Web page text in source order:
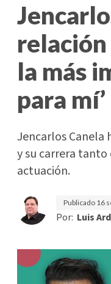
la más
para mí’
Jencarlos Canela
y su carrera tanto
actuación.
Publicado 16
Por: Luis